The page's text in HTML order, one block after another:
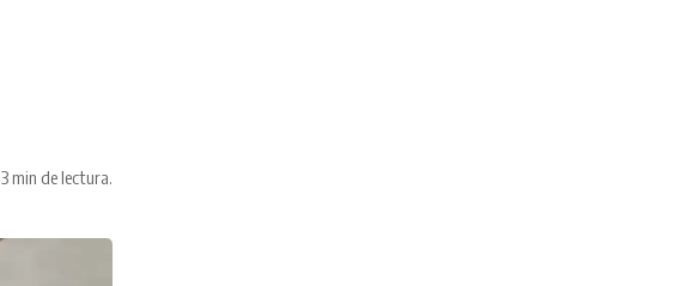
3 min de lectura.